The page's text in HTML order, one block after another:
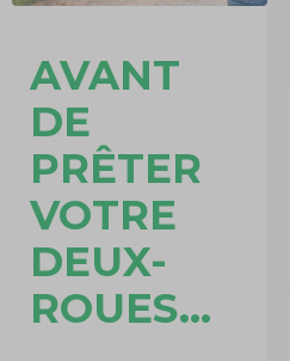
AVANT
DE
PRÊTER
VOTRE
DEUX-
ROUES…